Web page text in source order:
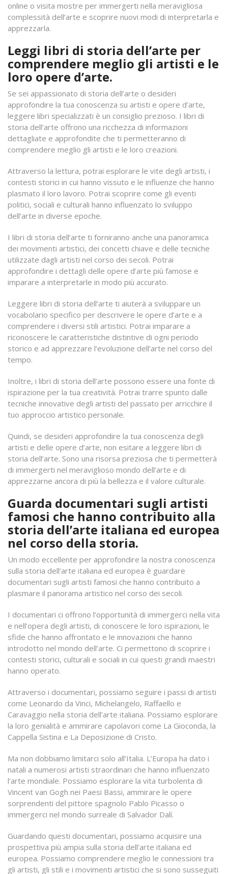
online o visita mostre per immergerti nella meravigliosa
complessità dell’arte e scoprire nuovi modi di interpretarla e
apprezzarla.
Leggi libri di storia dell’arte per
comprendere meglio gli artisti e le
loro opere d’arte.
Se sei appassionato di storia dell’arte o desideri
approfondire la tua conoscenza su artisti e opere d’arte,
leggere libri specializzati è un consiglio prezioso. I libri di
storia dell’arte offrono una ricchezza di informazioni
dettagliate e approfondite che ti permetteranno di
comprendere meglio gli artisti e le loro creazioni.
Attraverso la lettura, potrai esplorare le vite degli artisti, i
contesti storici in cui hanno vissuto e le influenze che hanno
plasmato il loro lavoro. Potrai scoprire come gli eventi
politici, sociali e culturali hanno influenzato lo sviluppo
dell’arte in diverse epoche.
I libri di storia dell’arte ti forniranno anche una panoramica
dei movimenti artistici, dei concetti chiave e delle tecniche
utilizzate dagli artisti nel corso dei secoli. Potrai
approfondire i dettagli delle opere d’arte più famose e
imparare a interpretarle in modo più accurato.
Leggere libri di storia dell’arte ti aiuterà a sviluppare un
vocabolario specifico per descrivere le opere d’arte e a
comprendere i diversi stili artistici. Potrai imparare a
riconoscere le caratteristiche distintive di ogni periodo
storico e ad apprezzare l’evoluzione dell’arte nel corso del
tempo.
Inoltre, i libri di storia dell’arte possono essere una fonte di
ispirazione per la tua creatività. Potrai trarre spunto dalle
tecniche innovative degli artisti del passato per arricchire il
tuo approccio artistico personale.
Quindi, se desideri approfondire la tua conoscenza degli
artisti e delle opere d’arte, non esitare a leggere libri di
storia dell’arte. Sono una risorsa preziosa che ti permetterà
di immergerti nel meraviglioso mondo dell’arte e di
apprezzarne ancora di più la bellezza e il valore culturale.
Guarda documentari sugli artisti
famosi che hanno contribuito alla
storia dell’arte italiana ed europea
nel corso della storia.
Un modo eccellente per approfondire la nostra conoscenza
sulla storia dell’arte italiana ed europea è guardare
documentari sugli artisti famosi che hanno contribuito a
plasmare il panorama artistico nel corso dei secoli.
I documentari ci offrono l’opportunità di immergerci nella vita
e nell’opera degli artisti, di conoscere le loro ispirazioni, le
sfide che hanno affrontato e le innovazioni che hanno
introdotto nel mondo dell’arte. Ci permettono di scoprire i
contesti storici, culturali e sociali in cui questi grandi maestri
hanno operato.
Attraverso i documentari, possiamo seguire i passi di artisti
come Leonardo da Vinci, Michelangelo, Raffaello e
Caravaggio nella storia dell’arte italiana. Possiamo esplorare
la loro genialità e ammirare capolavori come La Gioconda, la
Cappella Sistina e La Deposizione di Cristo.
Ma non dobbiamo limitarci solo all’Italia. L’Europa ha dato i
natali a numerosi artisti straordinari che hanno influenzato
l’arte mondiale. Possiamo esplorare la vita turbolenta di
Vincent van Gogh nei Paesi Bassi, ammirare le opere
sorprendenti del pittore spagnolo Pablo Picasso o
immergerci nel mondo surreale di Salvador Dalí.
Guardando questi documentari, possiamo acquisire una
prospettiva più ampia sulla storia dell’arte italiana ed
europea. Possiamo comprendere meglio le connessioni tra
gli artisti, gli stili e i movimenti artistici che si sono susseguiti